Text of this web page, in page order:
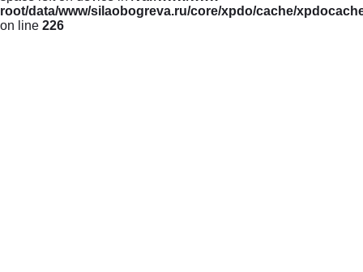
root/data/www/silaobogreva.ru/core/xpdo/cache/
on line 226